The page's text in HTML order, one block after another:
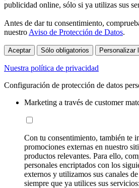
publicidad online, sólo si ya utilizas sus
Antes de dar tu consentimiento,
nuestro Aviso de Protección de Datos.
Aceptar Sólo obligatorios Personalizar
Nuestra política de privacidad
Configuración de protección de datos
Marketing a través de customer
Con tu consentimiento, también te
promociones externas en nuestro
productos relevantes. Para ello,
personales encriptados con los
externos y utilizamos sus canales
siempre que ya utilices sus servicios: